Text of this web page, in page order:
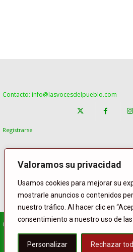
Valoramos su privacidad
Usamos cookies para mejorar su
mostrarle anuncios o contenidos
nuestro tráfico. Al hacer clic en
consentimiento a nuestro uso de las
Personalizar Rechazar
Contacto: info@lasvocesdelpueblo.com
Registrarse
© Copyright Lasvocesdelpueblo
Homepage POLÍTICA ESPAÑA